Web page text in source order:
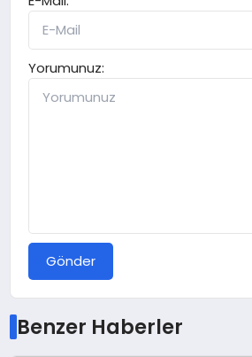
Yorumunuz:
Gönder
Benzer Haberler